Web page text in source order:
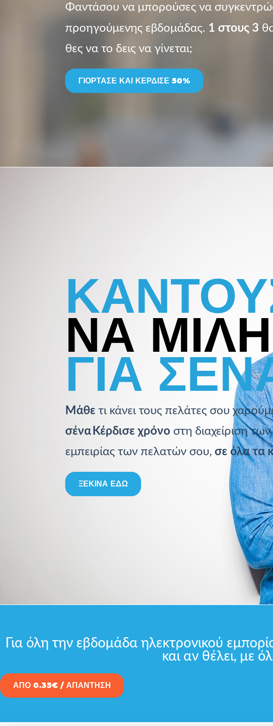
Φαντάσου να μπορούσες να
προηγούμενης εβδομάδας. 1 στους 3
θες να το δεις να γίνεται;
ΓΙΟΡΤΑΣΕ ΚΑΙ ΚΕΡΔΙΣΕ 50%
ΝΑ
ΓΙΑ
Μάθε τι κάνει τους πελάτες σου
σένα Κέρδισε χρόνο στη διαχείρισητων
εμπειρίας των πελατών σου,σε όλα τα
ΞΕΚΙΝΑ ΕΔΩ
Για όλη την εβδομάδα ηλεκτρονικού
και αν θέλει, με
ΑΠΟ 0.35€ / ΑΠΑΝΤΗΣΗ